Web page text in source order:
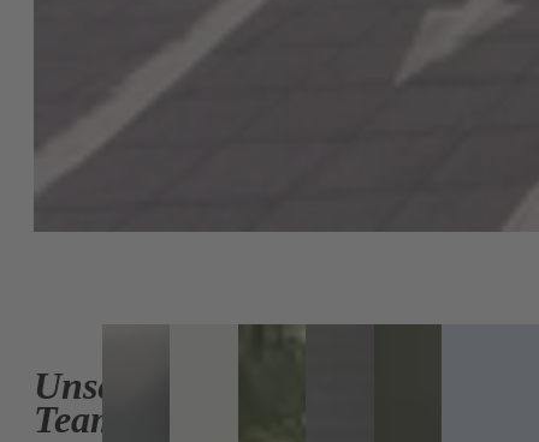
Unser
Team